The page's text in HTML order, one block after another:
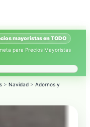
mayoristas en TODO
para Precios Mayoristas
> Navidad > Adornos y